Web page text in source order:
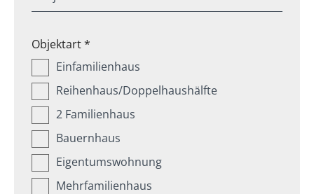
Objektart *
Einfamilienhaus
Reihenhaus/Doppelhaushälfte
2 Familienhaus
Bauernhaus
Eigentumswohnung
Mehrfamilienhaus